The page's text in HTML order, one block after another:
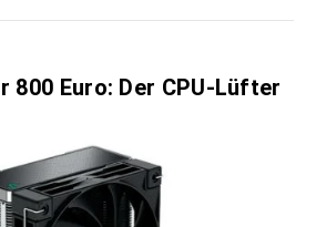
800 Euro: Der CPU-Lüfter